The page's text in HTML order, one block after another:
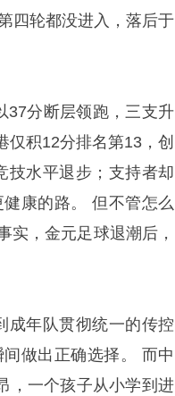
四轮都没进入，落后于
37分断层领跑，三支升
积12分排名第13，创
技水平退步；支持者却
康的路。 但不管怎么
实，金元足球退潮后，
成年队贯彻统一的传控
做出正确选择。 而中
，一个孩子从小学到进